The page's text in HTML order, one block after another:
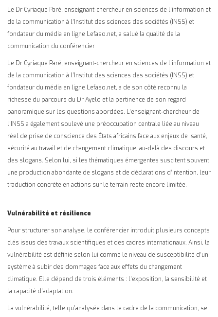
Le Dr Cyriaque Paré, enseignant-chercheur en sciences de l’information et
de la communication à l’Institut des sciences des sociétés (INSS) et
fondateur du média en ligne Lefaso.net, a salué la qualité de la
communication du conférencier
Le Dr Cyriaque Paré, enseignant-chercheur en sciences de l’information et
de la communication à l’Institut des sciences des sociétés (INSS) et
fondateur du média en ligne Lefaso.net, a de son côté reconnu la
richesse du parcours du Dr Ayelo et la pertinence de son regard
panoramique sur les questions abordées. L’enseignant-chercheur de
l’INSS a également soulevé une préoccupation centrale liée au niveau
réel de prise de conscience des États africains face aux enjeux de santé,
sécurité au travail et de changement climatique, au-delà des discours et
des slogans. Selon lui, si les thématiques émergentes suscitent souvent
une production abondante de slogans et de déclarations d’intention, leur
traduction concrète en actions sur le terrain reste encore limitée.
Vulnérabilité et résilience
Pour structurer son analyse, le conférencier introduit plusieurs concepts
clés issus des travaux scientifiques et des cadres internationaux. Ainsi, la
vulnérabilité est définie selon lui comme le niveau de susceptibilité d’un
système à subir des dommages face aux effets du changement
climatique. Elle dépend de trois éléments : l’exposition, la sensibilité et
la capacité d’adaptation.
La vulnérabilité, telle qu’analysée dans le cadre de la communication, se